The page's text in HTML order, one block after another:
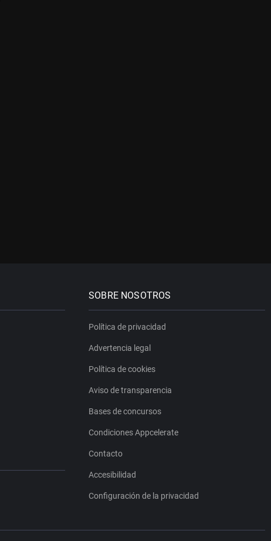
SOBRE NOSOTROS
Política de privacidad
Advertencia legal
Política de cookies
Aviso de transparencia
Bases de concursos
Condiciones Appcelerate
Contacto
Accesibilidad
Configuración de la privacidad